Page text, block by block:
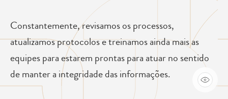
Constantemente, revisamos os processos,
atualizamos protocolos e treinamos ainda mais as
equipes para estarem prontas para atuar no sentido
de manter a integridade das informações.